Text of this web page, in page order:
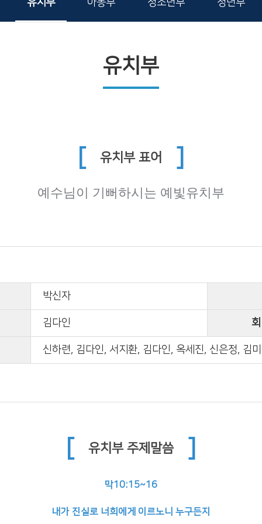
유치부 아동부 청소년부 청년부
유치부
유치부 표어
예수님이 기뻐하시는 예빛유치부
박신자
김다인 회
신하련, 김다인, 서지환, 김다인, 옥세진, 신은정, 김
유치부 주제말씀
막10:15~16
내가 진실로 너희에게 이르노니 누구든지